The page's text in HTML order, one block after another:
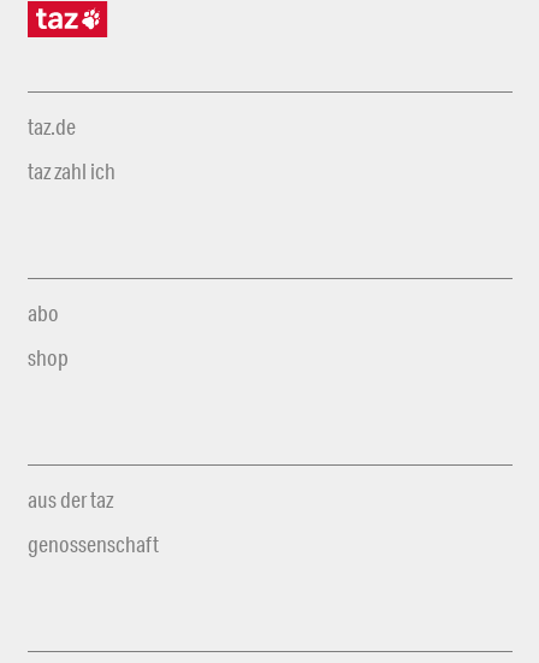
taz.de
taz zahl ich
abo
shop
aus der taz
genossenschaft